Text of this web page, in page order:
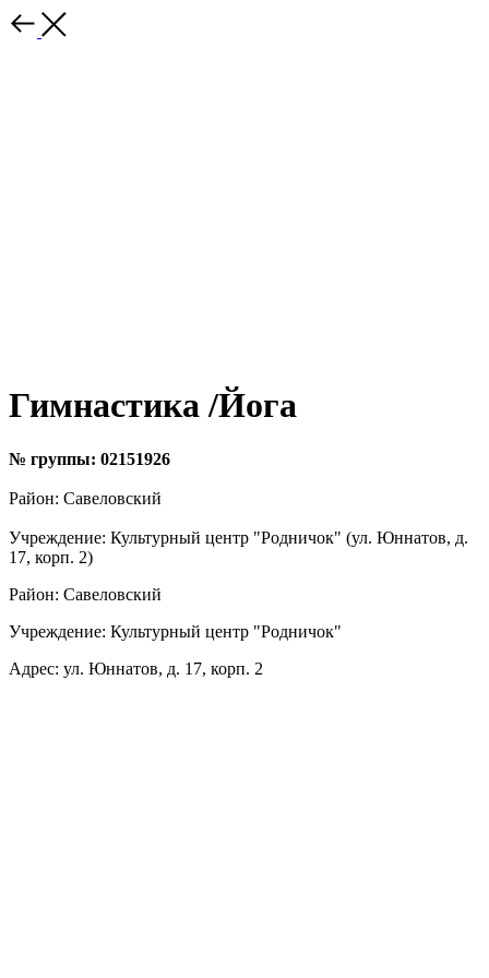
Гимнастика /Йога
№ группы: 02151926
Район: Савеловский
Учреждение: Культурный центр "Родничок" (ул. Юннатов, д.
17, корп. 2)
Район: Савеловский
Учреждение: Культурный центр "Родничок"
Адрес: ул. Юннатов, д. 17, корп. 2